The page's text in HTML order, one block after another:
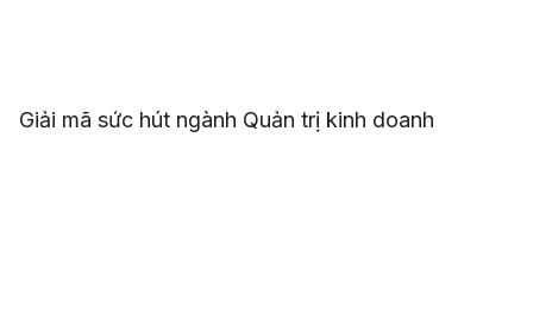
Giải mã sức hút ngành Quản trị kinh doanh